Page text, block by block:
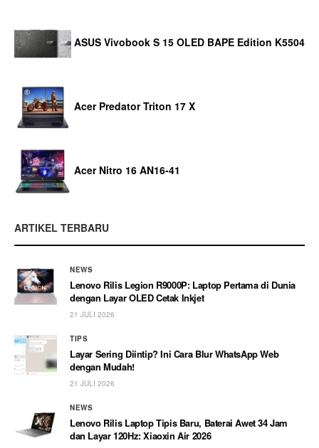
ASUS Vivobook S 15 OLED BAPE Edition K5504
Acer Predator Triton 17 X
Acer Nitro 16 AN16-41
ARTIKEL TERBARU
NEWS
Lenovo Rilis Legion R9000P: Laptop Pertama di Dunia
dengan Layar OLED Cetak Inkjet
21 JULI 2026
TIPS
Layar Sering Diintip? Ini Cara Blur WhatsApp Web
dengan Mudah!
21 JULI 2026
NEWS
Lenovo Rilis Laptop Tipis Baru, Baterai Awet 34 Jam
dan Layar 120Hz: Xiaoxin Air 2026